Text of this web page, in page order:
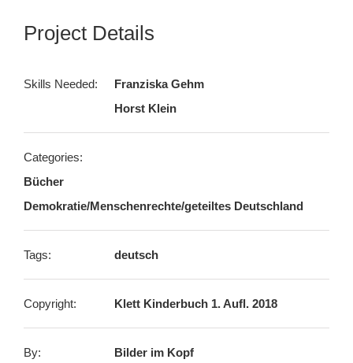
Project Details
Skills Needed:
Franziska Gehm
Horst Klein
Categories:
Bücher
Demokratie/Menschenrechte/geteiltes Deutschland
Tags: deutsch
Copyright: Klett Kinderbuch 1. Aufl. 2018
By: Bilder im Kopf